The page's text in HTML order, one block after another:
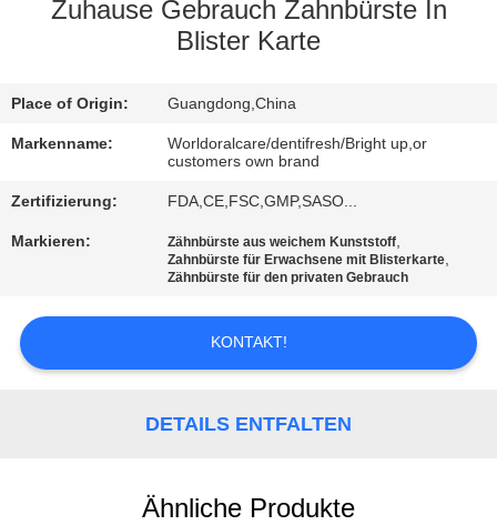
QUALITÄTSKONTROLLE
TRETEN
SIE
IN
FORDERN
Zuhause Gebrauch Zahnbürste In
Blister Karte
Place of Origin: Guangdong,China
Markenname:
Worldoralcare/dentifresh/Bright up,or
customers own brand
Zertifizierung: FDA,CE,FSC,GMP,SASO...
Markieren: Zähnbürste aus weichem Kunststoff,
Zahnbürste für Erwachsene mit Blisterkarte,
Zähnbürste für den privaten Gebrauch
KONTAKT!
DETAILS ENTFALTEN
Ähnliche Produkte